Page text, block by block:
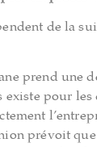
de la
prend une
existe pour les
prévoit